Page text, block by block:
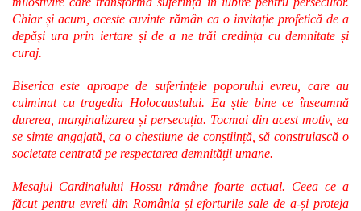
Chiar și acum, aceste cuvinte rămân ca o invitație profetică de a
depăși ura prin iertare și de a ne trăi credința cu demnitate și
curaj.
Biserica este aproape de suferințele poporului evreu, care au
culminat cu tragedia Holocaustului. Ea știe bine ce înseamnă
durerea, marginalizarea și persecuția. Tocmai din acest motiv, ea
se simte angajată, ca o chestiune de conștiință, să construiască o
societate centrată pe respectarea demnității umane.
Mesajul Cardinalului Hossu rămâne foarte actual. Ceea ce a
făcut pentru evreii din România și eforturile sale de a-și proteja